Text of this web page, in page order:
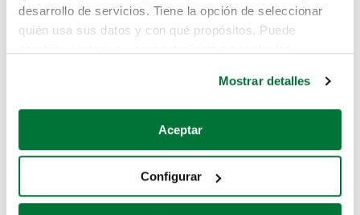
desarrollo de servicios. Tiene la opción de seleccionar
quién usa sus datos y con qué propósitos. Puede
Si lo permite, también quisiéramos:
Recopilar información sobre su ubicación geográfica
Identificar su dispositivo analizándolo activamente
para buscar características específicas (huellas
Mostrar detalles
Aceptar
Configurar
Pero puedes encontrar el coche que estás
buscando en alguno de estos enlaces:
Coches de segunda mano
Coches de km0